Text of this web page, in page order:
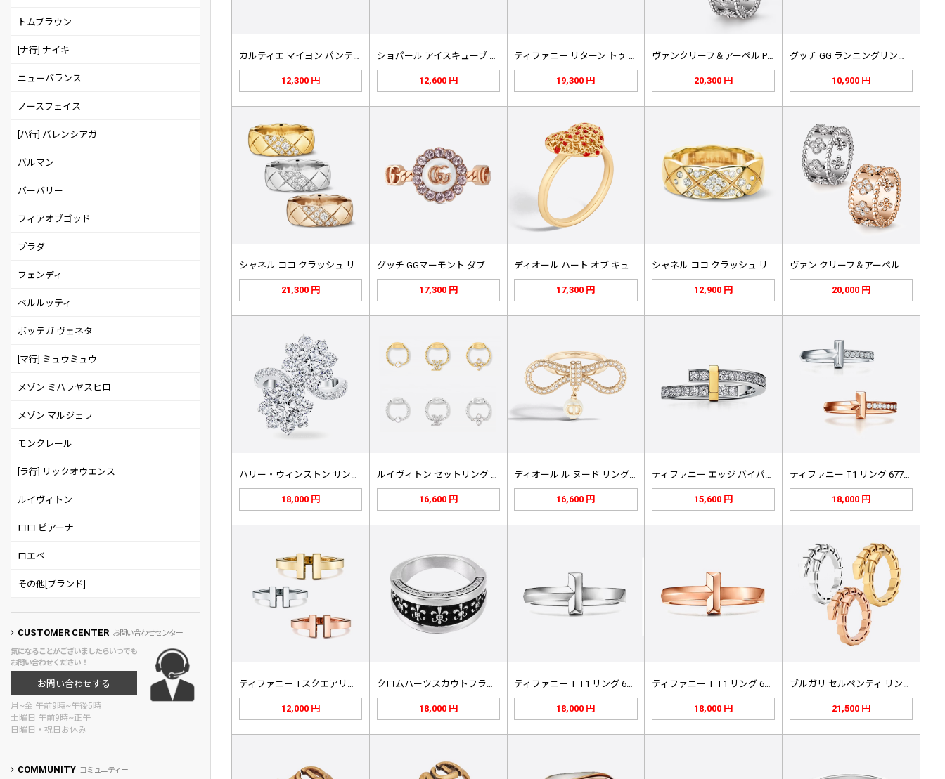
トムブラウン
[ナ行] ナイキ
ニューバランス
ノースフェイス
[ハ行] バレンシアガ
バルマン
バーバリー
フィアオブゴッド
プラダ
フェンディ
ベルルッティ
ボッテガ ヴェネタ
[マ行] ミュウミュウ
メゾン ミハラヤスヒロ
メゾン マルジェラ
モンクレール
[ラ行] リックオウエンス
ルイヴィトン
ロロ ピアーナ
ロエベ
その他[ブランド]
CUSTOMER CENTER お問い合わせセンター
気になることがございましたらいつでも
お問い合わせください！
お問い合わせする
月~金 午前9時~午後5時
土曜日 午前9時~正午
日曜日・祝日お休み
COMMUNITY コミュニティー
カルティエ マイヨン パンテール ウ…
12,300 円
ショパール アイスキューブ リング …
12,600 円
ティファニー リターン トゥ フルハ…
19,300 円
ヴァンクリーフ＆アーペル Perle…
20,300 円
グッチ GG ランニングリング 52…
10,900 円
シャネル ココ クラッシュ リング …
21,300 円
グッチ GGマーモント ダブルG フ…
17,300 円
ディオール ハート オブ キュリオシ…
17,300 円
シャネル ココ クラッシュ リング …
12,900 円
ヴァン クリーフ＆アーペル ペルレ …
20,000 円
18,000 円 16,600 円 16,600 円 15,600 円
ティファニー T1 リング 6779…
18,000 円
12,000 円 18,000 円 18,000 円 18,000 円 21,500 円